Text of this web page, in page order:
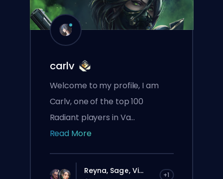
carlv
Welcome to my profile, I am
Carlv, one of the top 100
Radiant players in Va...
Read More
Reyna, Sage, Vi... +1